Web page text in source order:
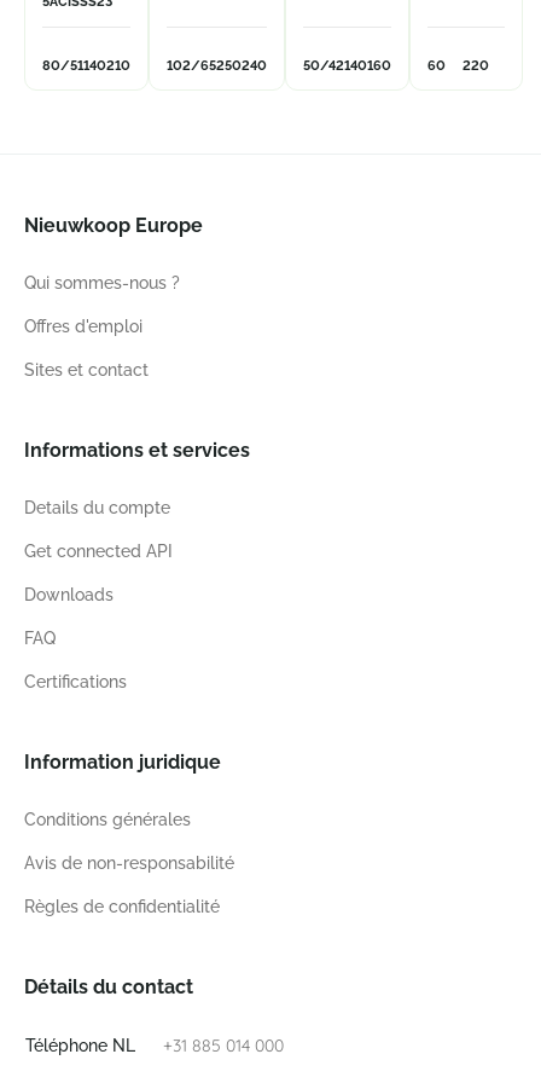
80/51140210 102/65250240 50/42140160 60 220
Nieuwkoop Europe
Qui sommes-nous ?
Offres d'emploi
Sites et contact
Informations et services
Details du compte
Get connected API
Downloads
FAQ
Certifications
Information juridique
Conditions générales
Avis de non-responsabilité
Règles de confidentialité
Détails du contact
Téléphone NL +31 885 014 000